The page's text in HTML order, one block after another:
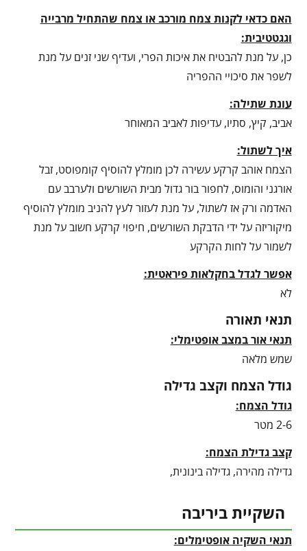
האם כדאי לקנות צמח מורכב או צמח שהתחיל מרבייה
וגגטטיבית:
כן, על מנת להבטיח את איכות הפרי, ועדיף שני זנים על מנת
לשפר את סיכויי ההפריה
עונת שתילה:
אביב, קיץ, סתיו, עדיפות לאביב המאוחר
איך לשתול:
הצמח אוהב קרקע עשירה לכן מומלץ להוסיף קומפוסט, זבל
אורגני והומוס, לחפור בור גדול מבית השורשים ולערבב עם
האדמה ורק אז לשתול, על מנת לעזור לעץ להניב מומלץ להוסיף
מיקוריזה על ידי הדבקת השורשים, חיפוי קרקע חשוב על מנת
לשמור על לחות הקרקע
אפשר לגדל בחקלאות פיראטית:
לא
תנאי תאורה
תנאי אור במצב אופטימלי:
שמש מלאה
גודל הצמח וקצב גדילה
גודל הצמח:
2-6 מטר
קצב גדילת הצמח:
גדילה מהירה, גדילה בינונית,
השקיית ביריבה
תנאי השקיה אופטימלים: